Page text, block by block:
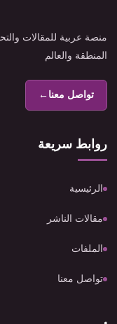
منصة عربية للمقالات
المنطقة والعالم
تواصل معنا←
روابط سريعة
الرئيسية
مقالات الناشر
الملفات
تواصل معنا